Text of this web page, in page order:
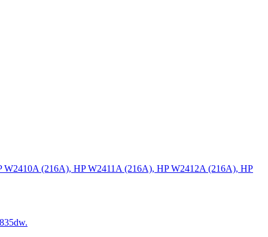
(216A), HP W2411A (216A), HP W2412A (216A), HP